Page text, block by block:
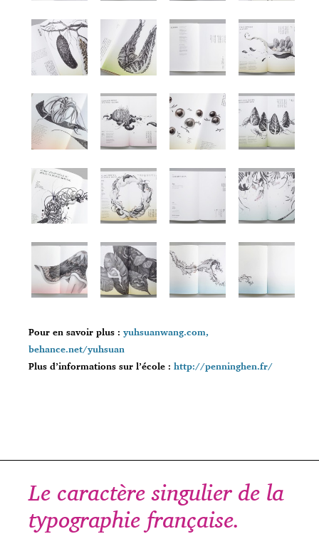
Pour en savoir plus : yuhsuanwang.com,
behance.net/yuhsuan
Plus d’informations sur l’école : http://penninghen.fr/
Le caractère singulier de la
typographie française.